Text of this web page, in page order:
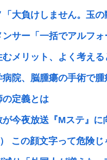
「大負けしません。玉
ンサー「一括でアルフ
むメリット、よく考え
病院、脳腫瘍の手術で
の定義とは
今夜放送『Mステ』
`） この顔文字って危険